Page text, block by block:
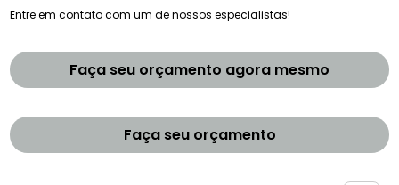
Entre em contato com um de nossos especialistas!
Faça seu orçamento agora mesmo
Faça seu orçamento